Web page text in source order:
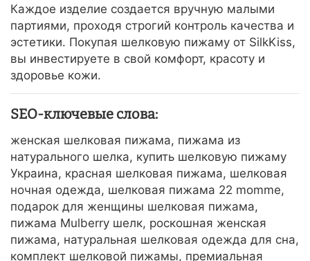
Каждое изделие создается вручную малыми
партиями, проходя строгий контроль качества и
эстетики. Покупая шелковую пижаму от SilkKiss,
вы инвестируете в свой комфорт, красоту и
здоровье кожи.
SEO-ключевые слова:
женская шелковая пижама, пижама из
натурального шелка, купить шелковую пижаму
Украина, красная шелковая пижама, шелковая
ночная одежда, шелковая пижама 22 momme,
подарок для женщины шелковая пижама,
пижама Mulberry шелк, роскошная женская
пижама, натуральная шелковая одежда для сна,
комплект шелковой пижамы, премиальная